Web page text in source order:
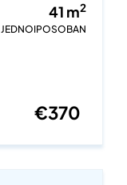
41 m2
JEDNOIPOSOBAN
€370